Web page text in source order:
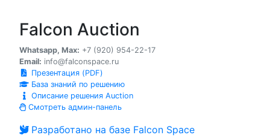
Falcon Auction
Whatsapp, Max: +7 (920) 954-22-17
Email: info@falconspace.ru
Презентация (PDF)
База знаний по решению
Описание решения Auction
Смотреть админ-панель
Разработано на базе Falcon Space